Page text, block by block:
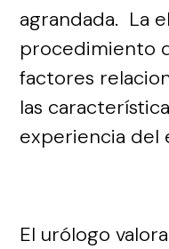
agrandada. La
procedimiento
factores
las
experiencia del
El urólogo